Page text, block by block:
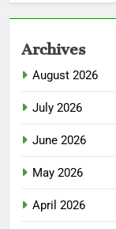
Archives
August 2026
July 2026
June 2026
May 2026
April 2026